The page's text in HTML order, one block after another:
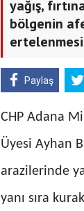
yağış,
bölgenin
Paylaş
CHP Adana
Üyesi Ayhan
arazilerinde
yanı sıra